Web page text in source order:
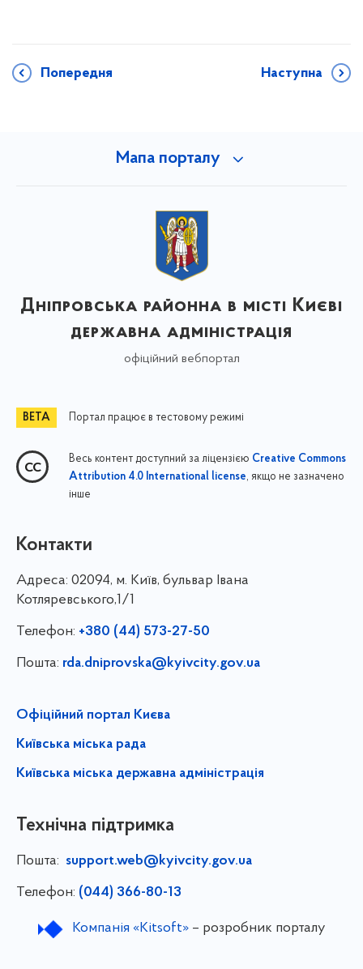
Попередня Наступна
Мапа порталу
Дніпровська районна в місті Києві
державна адміністрація
офіційний вебпортал
Портал працює в тестовому режимі
Весь контент доступний за ліцензією Creative Commons
Attribution 4.0 International license, якщо не зазначено
інше
Контакти
Адреса: 02094, м. Київ, бульвар Івана
Котляревського,1/1
Телефон: +380 (44) 573-27-50
Пошта: rda.dniprovska@kyivcity.gov.ua
Офіційний портал Києва
Київська міська рада
Київська міська державна адміністрація
Технічна підтримка
Пошта: support.web@kyivcity.gov.ua
Телефон: (044) 366-80-13
Компанія «Kitsoft»– розробник порталу